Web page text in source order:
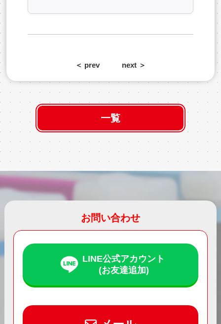
＜ prev next ＞
一覧
お問い合わせ
LINE公式アカウント
(お友達追加)